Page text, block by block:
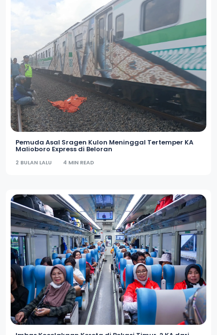
Pemuda Asal Sragen Kulon Meninggal Tertemper KA
Malioboro Express di Beloran
2 BULAN LALU 4 MIN READ